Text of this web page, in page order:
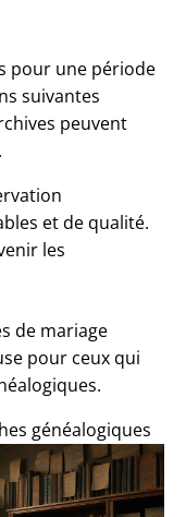
pour une période
suivantes
peuvent
et de qualité.
les
de mariage
pour ceux qui
généalogiques